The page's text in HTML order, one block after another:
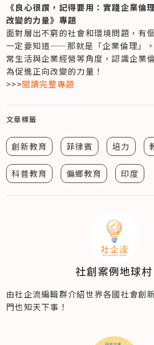
《良心很讚，記得要用：實踐企業倫
改變的力量》專題
面對層出不窮的社會和環境問題，有
一定要知道——那就是「企業倫理」
常生活與企業經營等角度，認識企業
為促進正向改變的力量！
>>>閱讀完整專題
文章標籤
創新教育 菲律賓 培力
科普教育 偏鄉教育 印度
社創案例地球村
由社企流編輯群介紹世界各國社會創
門也知天下事！